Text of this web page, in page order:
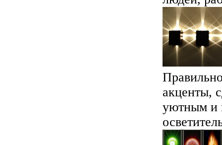
акценты,
уютным и